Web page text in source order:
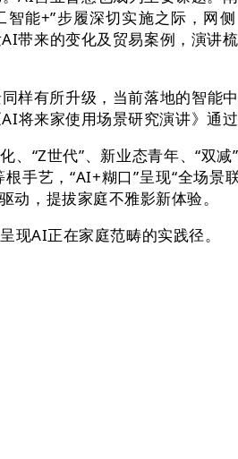
能+”步履深切实施之际，网
带来的变化及贸易案例，演讲
有所升级，当前落地的智能
来家使用场景研究演讲》通过
“Z世代”、新业态青年、“双减
艺，“AI+糊口”呈现“全场景
，提拔家庭不雅影新体验。
AI正在家庭范畴的实践径。